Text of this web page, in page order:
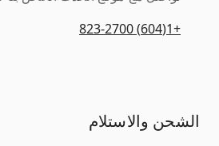
+1(604) 823-2700
الشحن والاستلام